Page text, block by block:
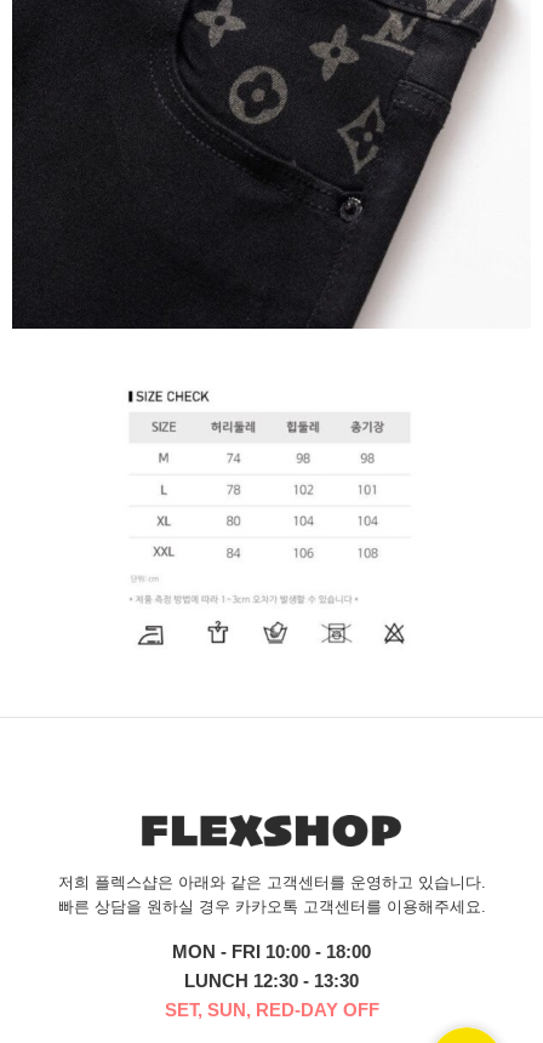
저희 플렉스샵은 아래와 같은 고객센터를 운영하고 있습니다.
빠른 상담을 원하실 경우 카카오톡 고객센터를 이용해주세요.
MON - FRI 10:00 - 18:00
LUNCH 12:30 - 13:30
SET, SUN, RED-DAY OFF